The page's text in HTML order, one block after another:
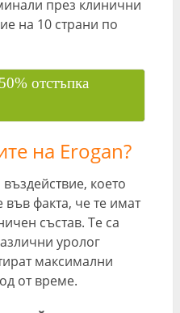
през клинични
на 10 страни по
отстъпка
на Erogan?
което
факта, че те имат
състав. Те са
уролог
максимални
от време.